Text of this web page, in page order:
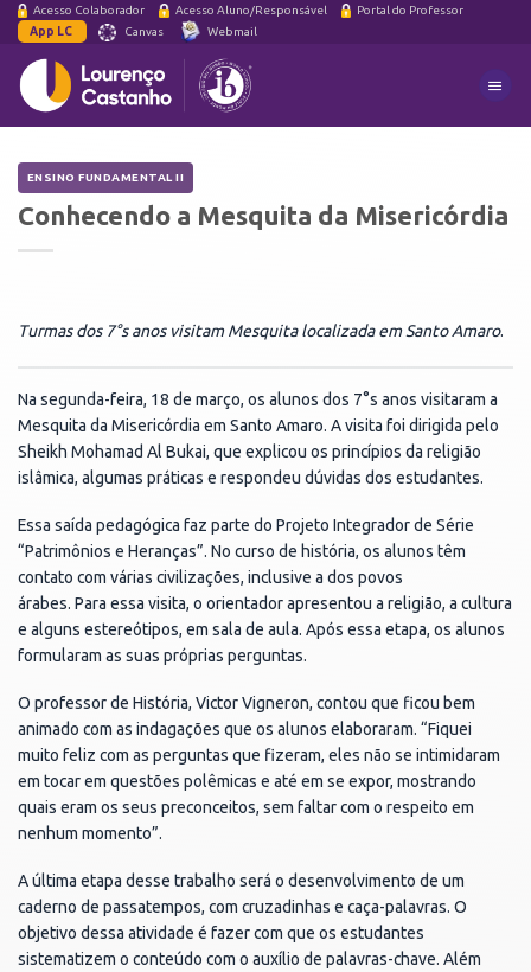
Skip
content
Acesso Colaborador Acesso Aluno/Responsável
Portal do Professor
App LC
Canvas Webmail
ENSINO FUNDAMENTAL II
Conhecendo a Mesquita da Misericórdia
Turmas dos 7°s anos visitam Mesquita localizada em Santo Amaro.
Na segunda-feira, 18 de março, os alunos dos 7°s anos visitaram a
Mesquita da Misericórdia em Santo Amaro. A visita foi dirigida pelo
Sheikh Mohamad Al Bukai, que explicou os princípios da religião
islâmica, algumas práticas e respondeu dúvidas dos estudantes.
Essa saída pedagógica faz parte do Projeto Integrador de Série
“Patrimônios e Heranças”. No curso de história, os alunos têm
contato com várias civilizações, inclusive a dos povos
árabes. Para essa visita, o orientador apresentou a religião, a cultura
e alguns estereótipos, em sala de aula. Após essa etapa, os alunos
formularam as suas próprias perguntas.
O professor de História, Victor Vigneron, contou que ficou bem
animado com as indagações que os alunos elaboraram. “Fiquei
muito feliz com as perguntas que fizeram, eles não se intimidaram
em tocar em questões polêmicas e até em se expor, mostrando
quais eram os seus preconceitos, sem faltar com o respeito em
nenhum momento”.
A última etapa desse trabalho será o desenvolvimento de um
caderno de passatempos, com cruzadinhas e caça-palavras. O
objetivo dessa atividade é fazer com que os estudantes
sistematizem o conteúdo com o auxílio de palavras-chave. Além